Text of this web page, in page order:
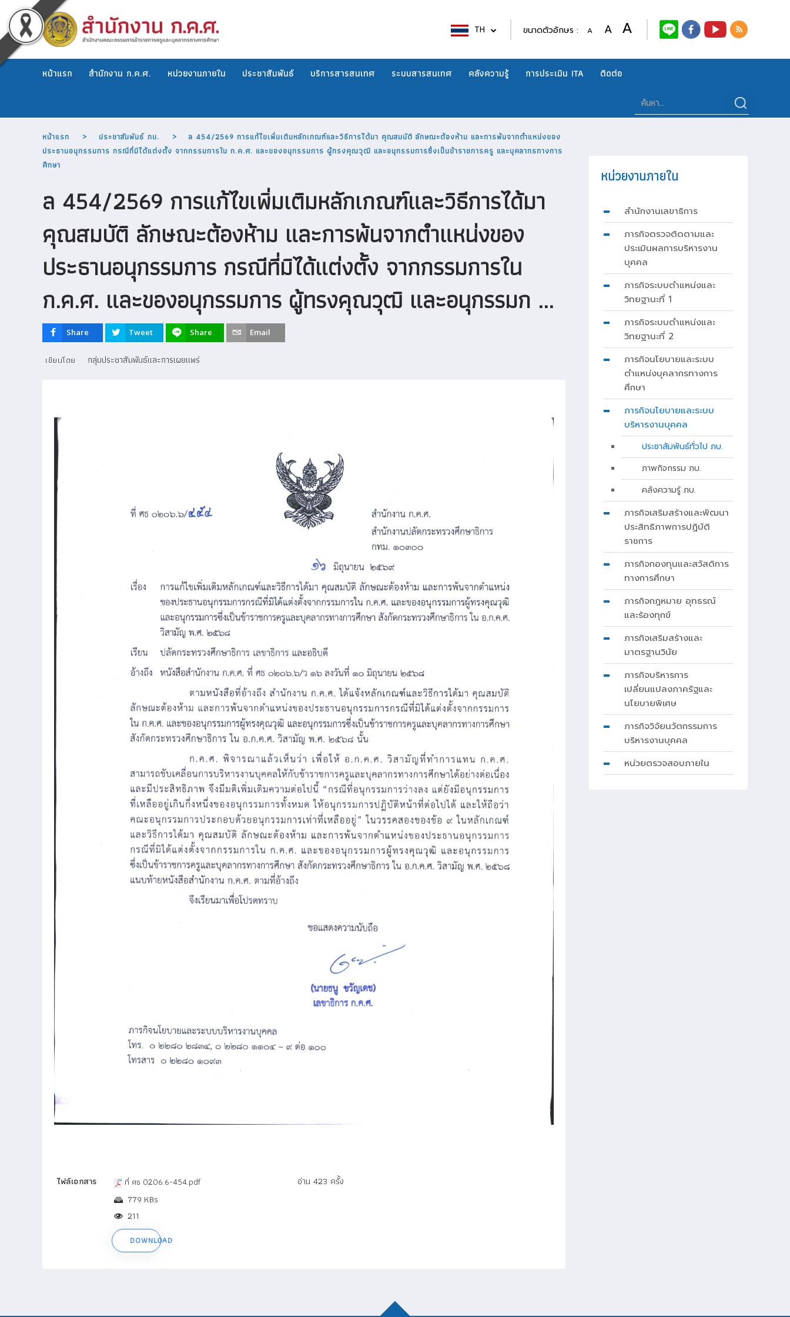
TH ขนาดตัวอักษร : A
A
A
หน้าแรก สำนักงาน ก.ค.ศ. หน่วยงานภายใน ประชาสัมพันธ์ บริการสารสนเทศ ระบบสารสนเทศ คลังความรู้ การประเมิน ITA ติดต่อ
หน้าแรก ประชาสัมพันธ์ ภบ.
ล 454/2569 การแก้ไขเพิ่มเติมหลักเกณฑ์และวิธีการได้มา คุณสมบัติ ลักษณะต้องห้าม และการพ้นจากตำแหน่งของ
ประธานอนุกรรมการ กรณีที่มิได้แต่งตั้ง จากกรรมการใน ก.ค.ศ. และของอนุกรรมการ ผู้ทรงคุณวุฒิ และอนุกรรมการซึ่งเป็นข้าราชการครู และบุคลากรทางการ
ศึกษา
ล 454/2569 การแก้ไขเพิ่มเติมหลักเกณฑ์และวิธีการได้มา
คุณสมบัติ ลักษณะต้องห้าม และการพ้นจากตำแหน่งของ
ประธานอนุกรรมการ กรณีที่มิได้แต่งตั้ง จากกรรมการใน
ก.ค.ศ. และของอนุกรรมการ ผู้ทรงคุณวุฒิ และอนุกรรมก ...
Share Tweet Share Email
เขียนโดย กลุ่มประชาสัมพันธ์และการเผยแพร่
ไฟล์เอกสาร ที่ ศธ 0206.6-454.pdf
779 KBs
211
DOWNLOAD
อ่าน 423 ครั้ง
หน่วยงานภายใน
สำนักงานเลขาธิการ
ภารกิจตรวจติดตามและ
ประเมินผลการบริหารงาน
บุคคล
ภารกิจระบบตำแหน่งและ
วิทยฐานะที่ 1
ภารกิจระบบตำแหน่งและ
วิทยฐานะที่ 2
ภารกิจนโยบายและระบบ
ตำแหน่งบุคลากรทางการ
ศึกษา
ภารกิจนโยบายและระบบ
บริหารงานบุคคล
ประชาสัมพันธ์ทั่วไป ภบ.
ภาพกิจกรรม ภบ.
คลังความรู้ ภบ.
ภารกิจเสริมสร้างและพัฒนา
ประสิทธิภาพการปฏิบัติ
ราชการ
ภารกิจกองทุนและสวัสดิการ
ทางการศึกษา
ภารกิจกฎหมาย อุทธรณ์
และร้องทุกข์
ภารกิจเสริมสร้างและ
มาตรฐานวินัย
ภารกิจบริหารการ
เปลี่ยนแปลงภาครัฐและ
นโยบายพิเศษ
ภารกิจวิจัยนวัตกรรมการ
บริหารงานบุคคล
หน่วยตรวจสอบภายใน